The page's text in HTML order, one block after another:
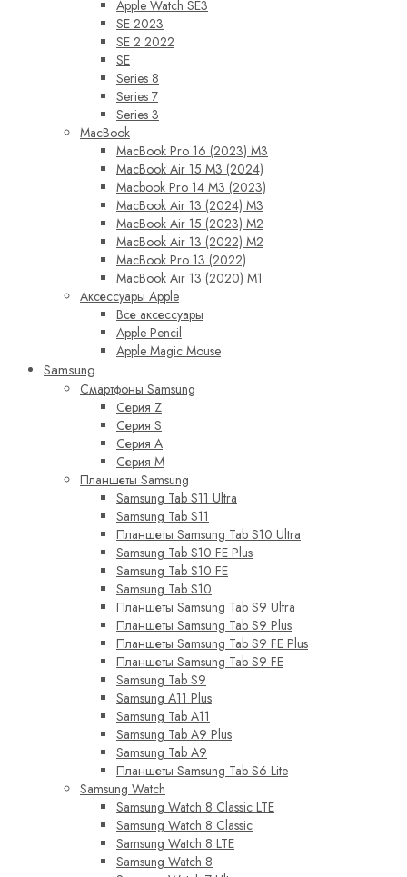
Apple Watch SE3
SE 2023
SE 2 2022
SE
Series 8
Series 7
Series 3
MacBook
MacBook Pro 16 (2023) M3
MacBook Air 15 M3 (2024)
Macbook Pro 14 M3 (2023)
MacBook Air 13 (2024) M3
MacBook Air 15 (2023) M2
MacBook Air 13 (2022) M2
MacBook Pro 13 (2022)
MacBook Air 13 (2020) M1
Аксессуары Apple
Все аксессуары
Apple Pencil
Apple Magic Mouse
Samsung
Смартфоны Samsung
Серия Z
Серия S
Серия A
Серия M
Планшеты Samsung
Samsung Tab S11 Ultra
Samsung Tab S11
Планшеты Samsung Tab S10 Ultra
Samsung Tab S10 FE Plus
Samsung Tab S10 FE
Samsung Tab S10
Планшеты Samsung Tab S9 Ultra
Планшеты Samsung Tab S9 Plus
Планшеты Samsung Tab S9 FE Plus
Планшеты Samsung Tab S9 FE
Samsung Tab S9
Samsung A11 Plus
Samsung Tab A11
Samsung Tab A9 Plus
Samsung Tab A9
Планшеты Samsung Tab S6 Lite
Samsung Watch
Samsung Watch 8 Classic LTE
Samsung Watch 8 Classic
Samsung Watch 8 LTE
Samsung Watch 8